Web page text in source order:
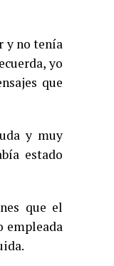
y no tenía
yo
que
y muy
estado
que el
empleada